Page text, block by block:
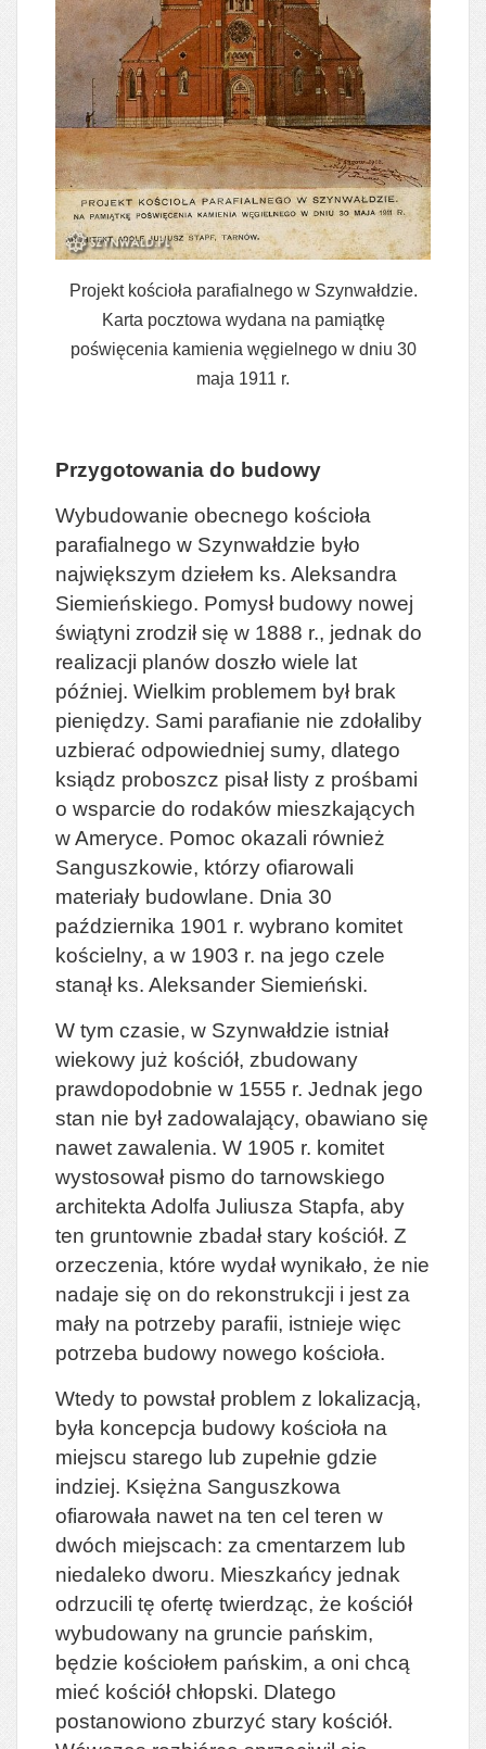
Projekt kościoła parafialnego w Szynwałdzie.
Karta pocztowa wydana na pamiątkę
poświęcenia kamienia węgielnego w dniu 30
maja 1911 r.
Przygotowania do budowy
Wybudowanie obecnego kościoła
parafialnego w Szynwałdzie było
największym dziełem ks. Aleksandra
Siemieńskiego. Pomysł budowy nowej
świątyni zrodził się w 1888 r., jednak do
realizacji planów doszło wiele lat
później. Wielkim problemem był brak
pieniędzy. Sami parafianie nie zdołaliby
uzbierać odpowiedniej sumy, dlatego
ksiądz proboszcz pisał listy z prośbami
o wsparcie do rodaków mieszkających
w Ameryce. Pomoc okazali również
Sanguszkowie, którzy ofiarowali
materiały budowlane. Dnia 30
października 1901 r. wybrano komitet
kościelny, a w 1903 r. na jego czele
stanął ks. Aleksander Siemieński.
W tym czasie, w Szynwałdzie istniał
wiekowy już kościół, zbudowany
prawdopodobnie w 1555 r. Jednak jego
stan nie był zadowalający, obawiano się
nawet zawalenia. W 1905 r. komitet
wystosował pismo do tarnowskiego
architekta Adolfa Juliusza Stapfa, aby
ten gruntownie zbadał stary kościół. Z
orzeczenia, które wydał wynikało, że nie
nadaje się on do rekonstrukcji i jest za
mały na potrzeby parafii, istnieje więc
potrzeba budowy nowego kościoła.
Wtedy to powstał problem z lokalizacją,
była koncepcja budowy kościoła na
miejscu starego lub zupełnie gdzie
indziej. Księżna Sanguszkowa
ofiarowała nawet na ten cel teren w
dwóch miejscach: za cmentarzem lub
niedaleko dworu. Mieszkańcy jednak
odrzucili tę ofertę twierdząc, że kościół
wybudowany na gruncie pańskim,
będzie kościołem pańskim, a oni chcą
mieć kościół chłopski. Dlatego
postanowiono zburzyć stary kościół.